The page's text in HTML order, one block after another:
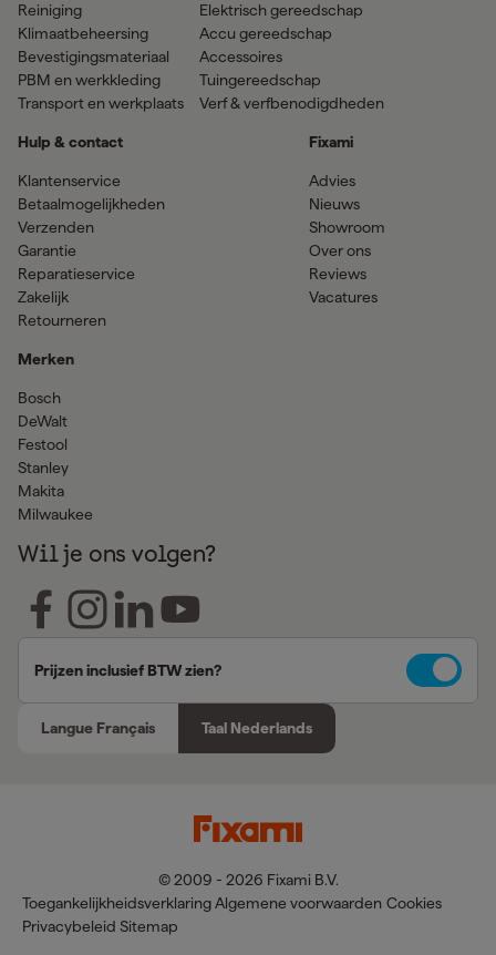
Reiniging
Klimaatbeheersing
Bevestigingsmateriaal
PBM en werkkleding
Transport en werkplaats
Elektrisch gereedschap
Accu gereedschap
Accessoires
Tuingereedschap
Verf & verfbenodigdheden
Hulp & contact
Klantenservice
Betaalmogelijkheden
Verzenden
Garantie
Reparatieservice
Zakelijk
Retourneren
Merken
Bosch
DeWalt
Festool
Stanley
Makita
Milwaukee
Fixami
Advies
Nieuws
Showroom
Over ons
Reviews
Vacatures
Wil je ons volgen?
Prijzen inclusief BTW zien?
Langue Français Taal Nederlands
© 2009 - 2026 Fixami B.V.
Toegankelijkheidsverklaring Algemene voorwaarden Cookies
Privacybeleid Sitemap